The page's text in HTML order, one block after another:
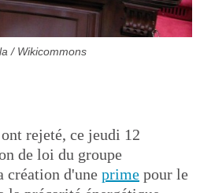
/ Wikicommons
rejeté, ce jeudi 12
de loi du groupe
création d'une prime pour le